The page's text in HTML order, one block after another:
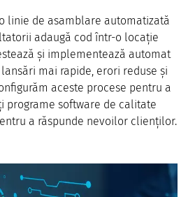
linie de asamblare automatizată
adaugă cod într-o locație
și implementează automat
mai rapide, erori reduse și
aceste procese pentru a
programe software de calitate
a răspunde nevoilor clienților.